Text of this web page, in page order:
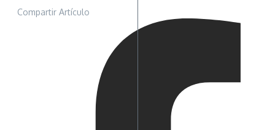
Compartir Artículo